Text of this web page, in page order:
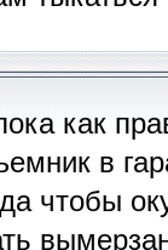
как
в
чтобы